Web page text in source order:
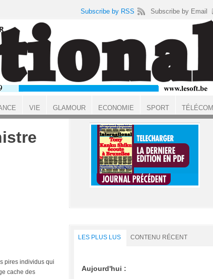
pires individus qui
cache des
LES PLUS LUS CONTENU RÉCENT
Aujourd'hui :
Subscribe by RSS Subscribe by Email
VIE GLAMOUR ECONOMIE SPORT TÉLÉCOM